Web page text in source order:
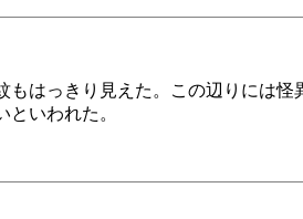
もはっきり見えた。この辺りには怪
いわれた。